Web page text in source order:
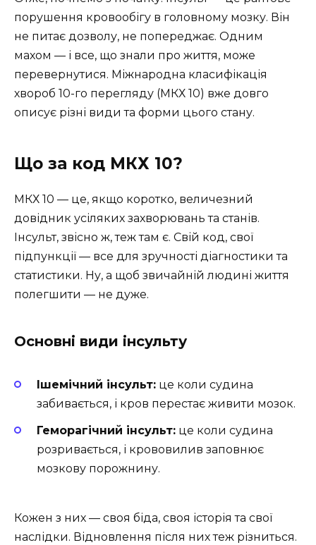
порушення кровообігу в головному мозку. Він
не питає дозволу, не попереджає. Одним
махом — і все, що знали про життя, може
перевернутися. Міжнародна класифікація
хвороб 10-го перегляду (МКХ 10) вже довго
описує різні види та форми цього стану.
Що за код МКХ 10?
МКХ 10 — це, якщо коротко, величезний
довідник усіляких захворювань та станів.
Інсульт, звісно ж, теж там є. Свій код, свої
підпункції — все для зручності діагностики та
статистики. Ну, а щоб звичайній людині життя
полегшити — не дуже.
Основні види інсульту
Ішемічний інсульт: це коли судина
забивається, і кров перестає живити мозок.
Геморагічний інсульт: це коли судина
розривається, і крововилив заповнює
мозкову порожнину.
Кожен з них — своя біда, своя історія та свої
наслідки. Відновлення після них теж різниться.